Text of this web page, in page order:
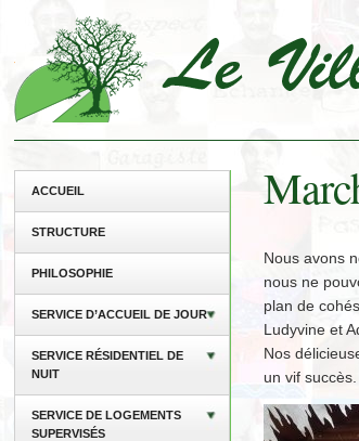
ACCUEIL
STRUCTURE
PHILOSOPHIE
SERVICE D’ACCUEIL DE JOUR
SERVICE RÉSIDENTIEL DE
NUIT
SERVICE DE LOGEMENTS
SUPERVISÉS
Nous avons
nous ne
plan de
Ludyvine et
Nos
un vif succès.